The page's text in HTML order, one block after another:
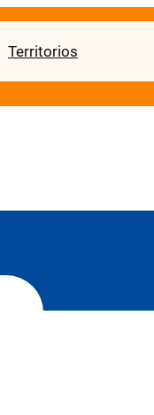
Territorios